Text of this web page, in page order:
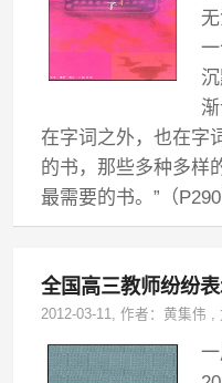
在字词之外，也在字
的书，那些多种多样
最需要的书。”（P290
全国高三教师纷纷
2012-03-11, 作者：黄集伟 ,